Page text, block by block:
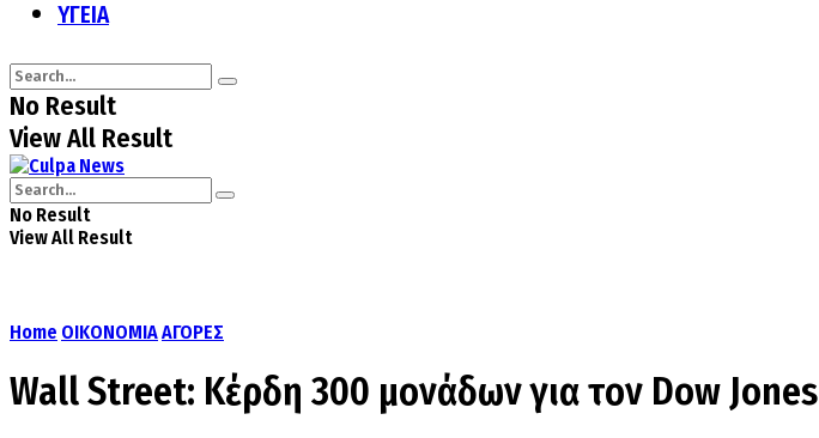
ΥΓΕΙΑ
No Result
View All Result
No Result
View All Result
Home ΟΙΚΟΝΟΜΙΑΑΓΟΡΕΣ
Wall Street: Κέρδη 300 μονάδων για τον Dow Jones